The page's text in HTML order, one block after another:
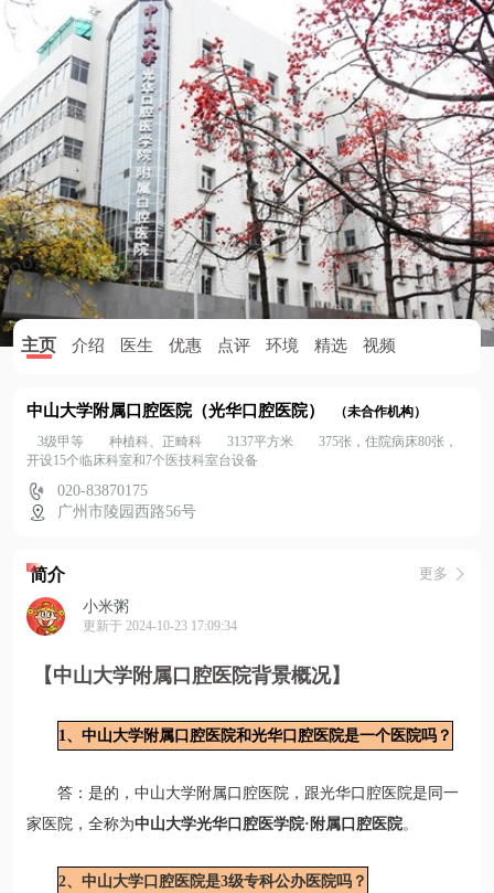
主页 介绍 医生 优惠 点评 环境 精选 视频
中山大学附属口腔医院（光华口腔医院）
（未合作机构）
3级甲等
种植科、正畸科 3137平方米
375张，住院病床80张，
开设15个临床科室和7个医技科室台设备
020-83870175
广州市陵园西路56号
简介
更多
小米粥
更新于 2024-10-23 17:09:34
【中山大学附属口腔医院背景概况】
1、中山大学附属口腔医院和光华口腔医院是一个医院吗？
答：是的，中山大学附属口腔医院，跟光华口腔医院是同一
家医院，全称为中山大学光华口腔医学院·附属口腔医院。
2、中山大学口腔医院是3级专科公办医院吗？